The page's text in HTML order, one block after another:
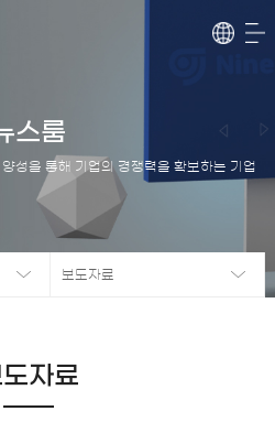
스룸
성을 통해 기업의 경쟁력을 확보하는 기업
보도자료
자료